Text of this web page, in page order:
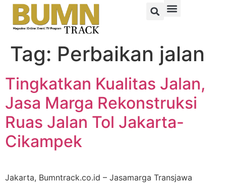
Tag: Perbaikan jalan
Tingkatkan Kualitas Jalan,
Jasa Marga Rekonstruksi
Ruas Jalan Tol Jakarta-
Cikampek
Jakarta, Bumntrack.co.id – Jasamarga Transjawa